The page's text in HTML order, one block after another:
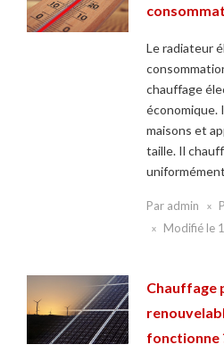
Le radiateur
chauffage
économique.
maisons et
taille. Il
Par admin
Modifié le
Chauffage
fonctionne